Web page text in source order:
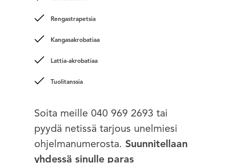
Rengastrapetsia
Kangasakrobatiaa
Lattia-akrobatiaa
Tuolitanssia
Soita meille 040 969 2693 tai
pyydä netissä tarjous unelmiesi
ohjelmanumerosta. Suunnitellaan
yhdessä sinulle paras